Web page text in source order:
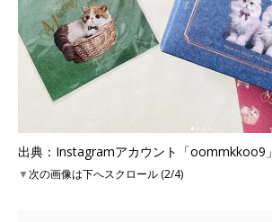
出典：Instagramアカウント「oommkkoo9」
▼次の画像は下へスクロール (2/4)